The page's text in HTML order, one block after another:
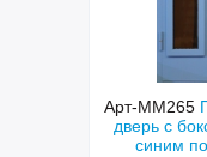
Арт-ММ265
дверь с
синим